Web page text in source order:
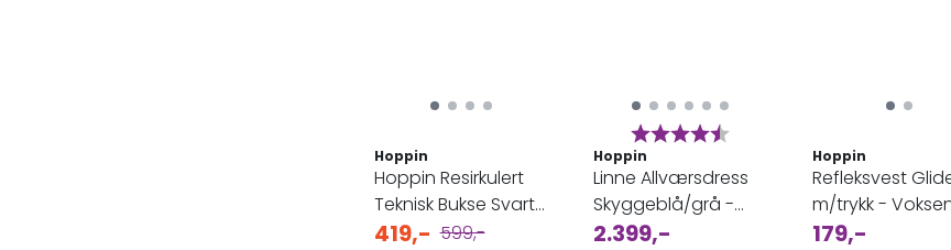
Hoppin
Hoppin Resirkulert
Teknisk Bukse Svart
Dame B-vare
419,- 599,-
Karakter:
Hoppin
Linne Allværsdress
Skyggeblå/grå -
Kjeledress til Dame
2.399,-
Hoppin
Refleksvest
m/trykk -
orange
179,-